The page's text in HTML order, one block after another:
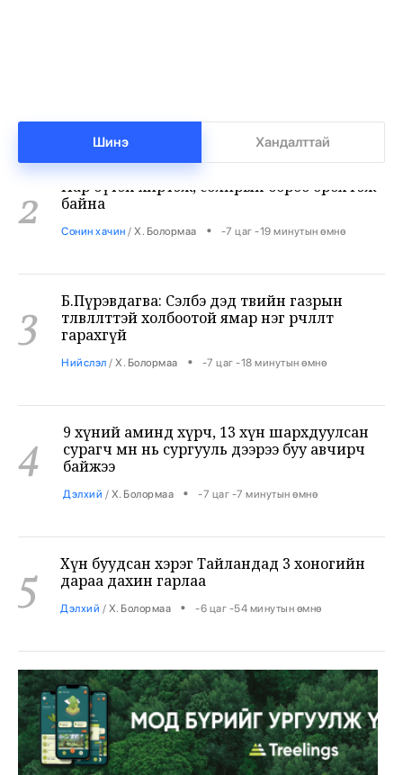
Шинэ Хандалттай
2
Нар бүтэн хиртэж, солирын бороо орох гэж
байна
Сонин хачин/ Х. Болормаа • -7 цаг -19 минутын өмнө
3
төлөвлөлттэй холбоотой ямар нэг өөрчлөлт
гарахгүй
Нийслэл/ Х. Болормаа • -7 цаг -18 минутын өмнө
4
сурагч өмнө нь сургууль дээрээ буу авчирч
байжээ
Дэлхий /Х. Болормаа • -7 цаг -7 минутын өмнө
5
дараа дахин гарлаа
Дэлхий/Х. Болормаа • -6 цаг -54 минутын өмнө
Н.Учрал: Газрын тос боловсруулах